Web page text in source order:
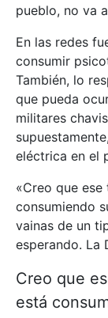
pueblo, no va
En las redes
consumir
También, lo
que pueda
militares
eléctrica en el
«Creo que
consumiendo
vainas de un
esperando. La
Creo que
está